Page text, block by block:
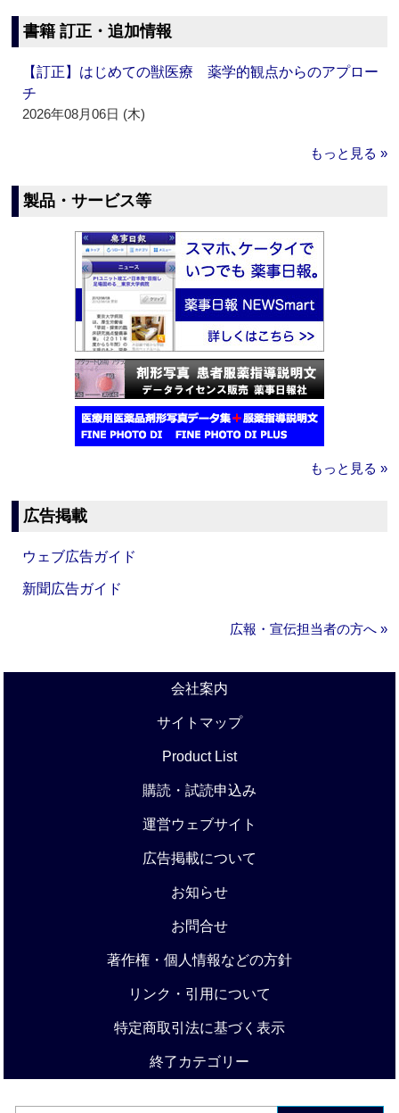
書籍 訂正・追加情報
【訂正】はじめての獣医療 薬学的観点からのアプロー
チ
2026年08月06日 (木)
もっと見る »
製品・サービス等
もっと見る »
広告掲載
ウェブ広告ガイド
新聞広告ガイド
広報・宣伝担当者の方へ »
会社案内
サイトマップ
Product List
購読・試読申込み
運営ウェブサイト
広告掲載について
お知らせ
お問合せ
著作権・個人情報などの方針
リンク・引用について
特定商取引法に基づく表示
終了カテゴリー